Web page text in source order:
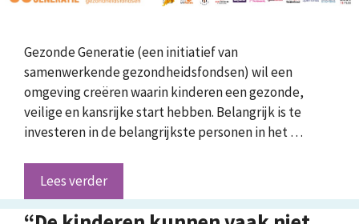
Gezonde Generatie (een initiatief van
samenwerkende gezondheidsfondsen) wil een
omgeving creëren waarin kinderen een gezonde,
veilige en kansrijke start hebben. Belangrijk is te
investeren in de belangrijkste personen in het …
Lees verder